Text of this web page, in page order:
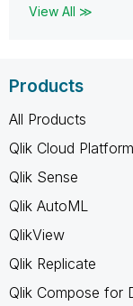
View All ≫
Products
All Products
Qlik Cloud Platform
Qlik Sense
Qlik AutoML
QlikView
Qlik Replicate
Qlik Compose for